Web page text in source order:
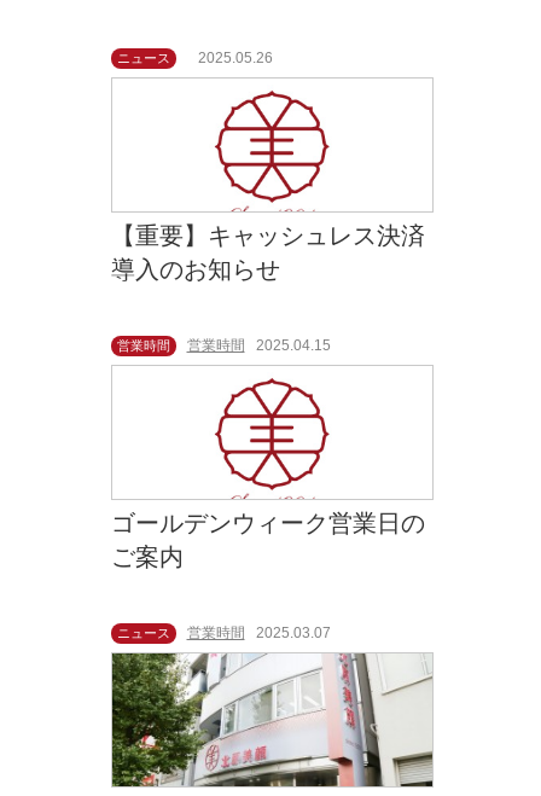
ニュース 2025.05.26
【重要】キャッシュレス決済
導入のお知らせ
営業時間 営業時間 2025.04.15
ゴールデンウィーク営業日の
ご案内
ニュース 営業時間 2025.03.07